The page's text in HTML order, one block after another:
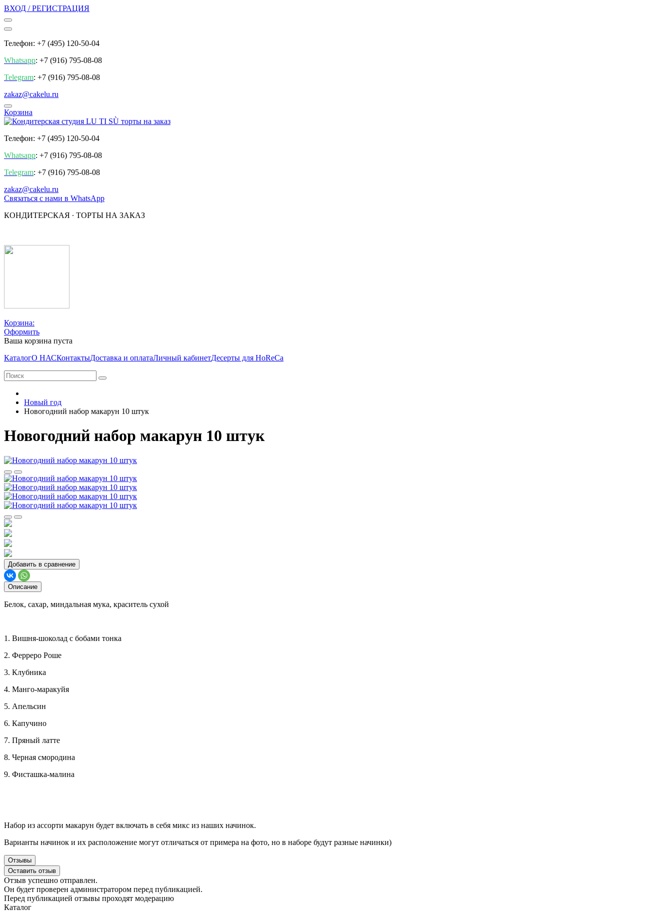
ВХОД / РЕГИСТРАЦИЯ
Телефон: +7 (495) 120-50-04
Whatsapp: +7 (916) 795-08-08
Telegram: +7 (916) 795-08-08
zakaz@cakelu.ru
Корзина
Телефон: +7 (495) 120-50-04
Whatsapp: +7 (916) 795-08-08
Telegram: +7 (916) 795-08-08
zakaz@cakelu.ru
Cвязаться с нами в WhatsApp
КОНДИТЕРСКАЯ ∙ ТОРТЫ НА ЗАКАЗ
Корзина:
Оформить
Ваша корзина пуста
КаталогО НАСКонтактыДоставка и оплатаЛичный кабинетДесерты для HoReCa
Новый год
Новогодний набор макарун 10 штук
Новогодний набор макарун 10 штук
Добавить в сравнение
Описание
Белок, сахар, миндальная мука, краситель сухой
1. Вишня-шоколад с бобами тонка
2. Ферреро Роше
3. Клубника
4. Манго-маракуйя
5. Апельсин
6. Капучино
7. Пряный латте
8. Черная смородина
9. Фисташка-малина
Набор из ассорти макарун будет включать в себя микс из наших начинок.
Варианты начинок и их расположение могут отличаться от примера на фото, но в наборе будут разные начинки)
Отзывы
Оставить отзыв
Отзыв успешно отправлен.
Он будет проверен администратором перед публикацией.
Перед публикацией отзывы проходят модерацию
Каталог